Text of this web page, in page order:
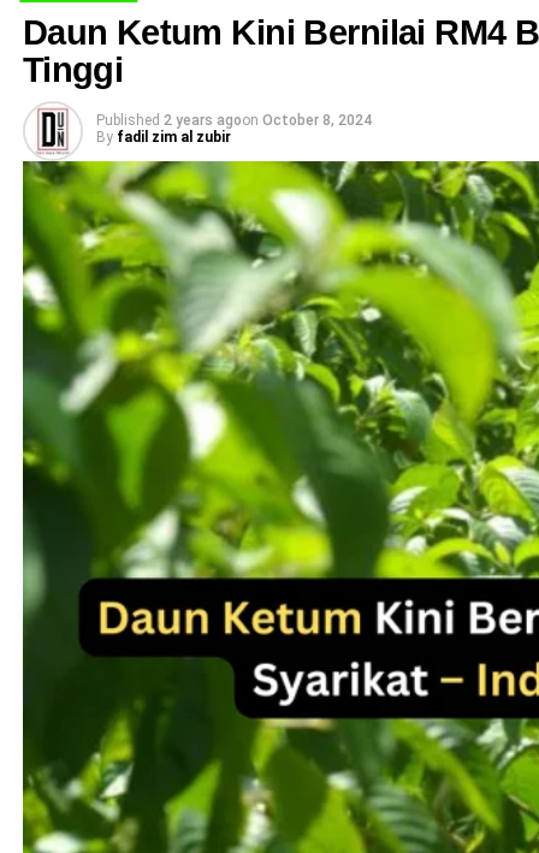
Daun Ketum Kini Bernilai RM4
Tinggi
Published 2 years agoon October 8, 2024
By fadil zim al zubir